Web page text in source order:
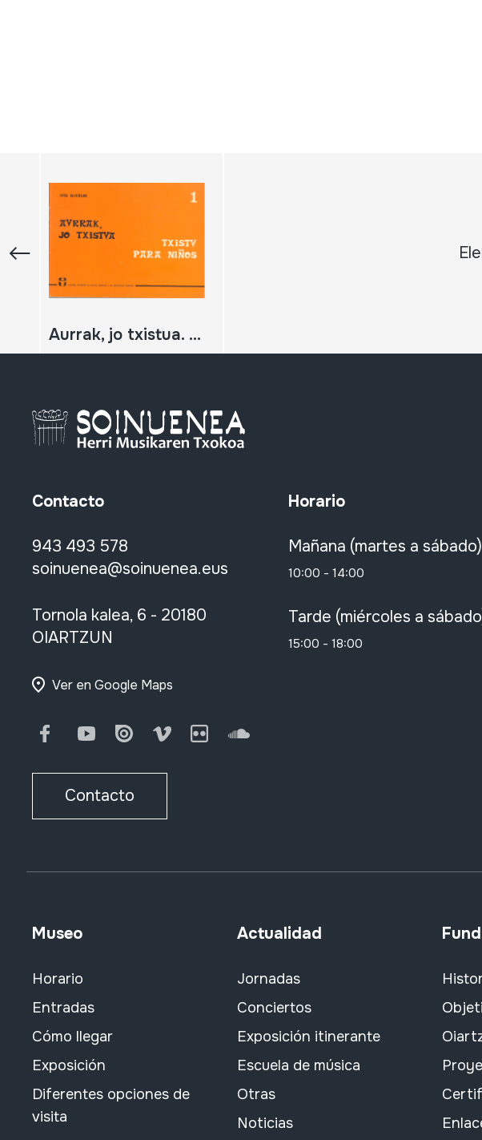
Aurrak, jo txistua. Txistu para niños
Contacto
943 493 578
soinuenea@soinuenea.eus
Tornola kalea, 6 - 20180
OIARTZUN
Ver en Google Maps
FacebookYoutubeIssuu Vimeo FlickrSoundCloud
Contacto
Horario
Mañana (martes a sábado)
10:00 - 14:00
Tarde (miércoles a
15:00 - 18:00
Museo
Horario
Entradas
Cómo llegar
Exposición
Diferentes opciones de
visita
Actualidad
Jornadas
Conciertos
Exposición itinerante
Escuela de música
Otras
Noticias